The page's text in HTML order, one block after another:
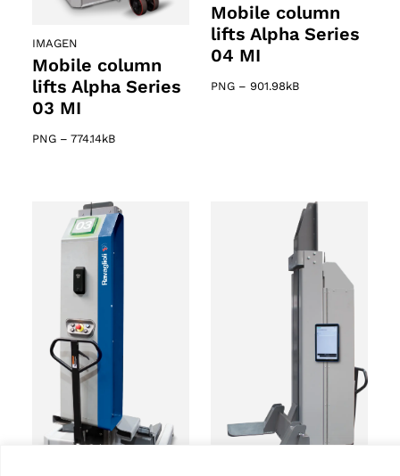
IMAGEN
Mobile column
lifts Alpha Series
03 MI
PNG – 774.14kB
Mobile column
lifts Alpha Series
04 MI
PNG – 901.98kB